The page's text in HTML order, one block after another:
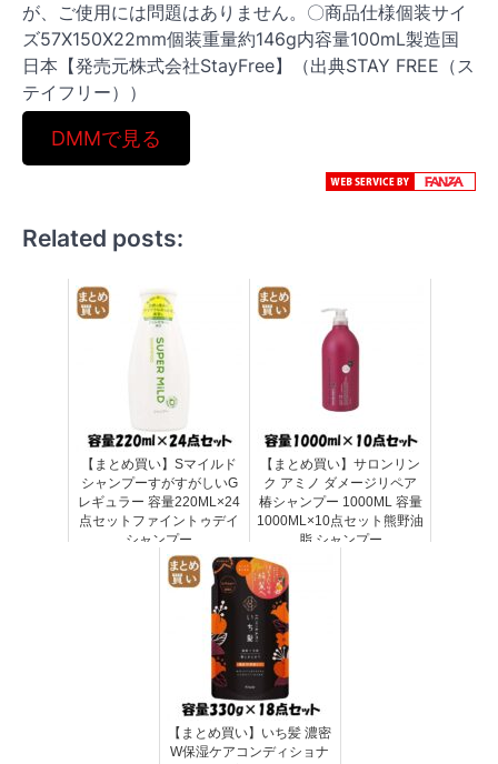
が、ご使用には問題はありません。〇商品仕様個装サイ
ズ57X150X22mm個装重量約146g内容量100mL製造国
日本【発売元株式会社StayFree】（出典STAY FREE（ス
テイフリー））
DMMで見る
Related posts:
【まとめ買い】Sマイルド
シャンプーすがすがしいG
レギュラー 容量220ML×24
点セットファイントゥデイ
シャンプー
【まとめ買い】サロンリン
ク アミノ ダメージリペア
椿シャンプー 1000ML 容量
1000ML×10点セット熊野油
脂 シャンプー
【まとめ買い】いち髪 濃密
W保湿ケアコンディショナ